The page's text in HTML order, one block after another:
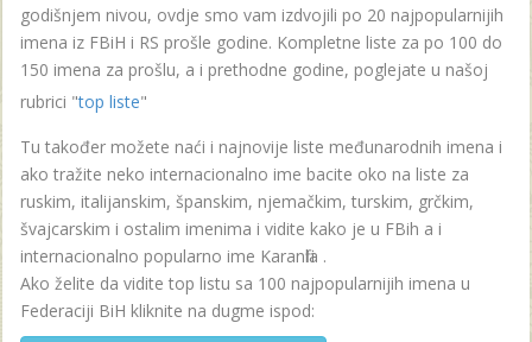
godišnjem nivou, ovdje smo vam izdvojili po 20 najpopularnijih
imena iz FBiH i RS prošle godine. Kompletne liste za po 100 do
150 imena za prošlu, a i prethodne godine, poglejate u našoj
rubrici "top liste"
Tu također možete naći i najnovije liste međunarodnih imena i
ako tražite neko internacionalno ime bacite oko na liste za
ruskim, italijanskim, španskim, njemačkim, turskim, grčkim,
švajcarskim i ostalim imenima i vidite kako je u FBih a i
internacionalno popularno ime Karanfila .
Ako želite da vidite top listu sa 100 najpopularnijih imena u
Federaciji BiH kliknite na dugme ispod: